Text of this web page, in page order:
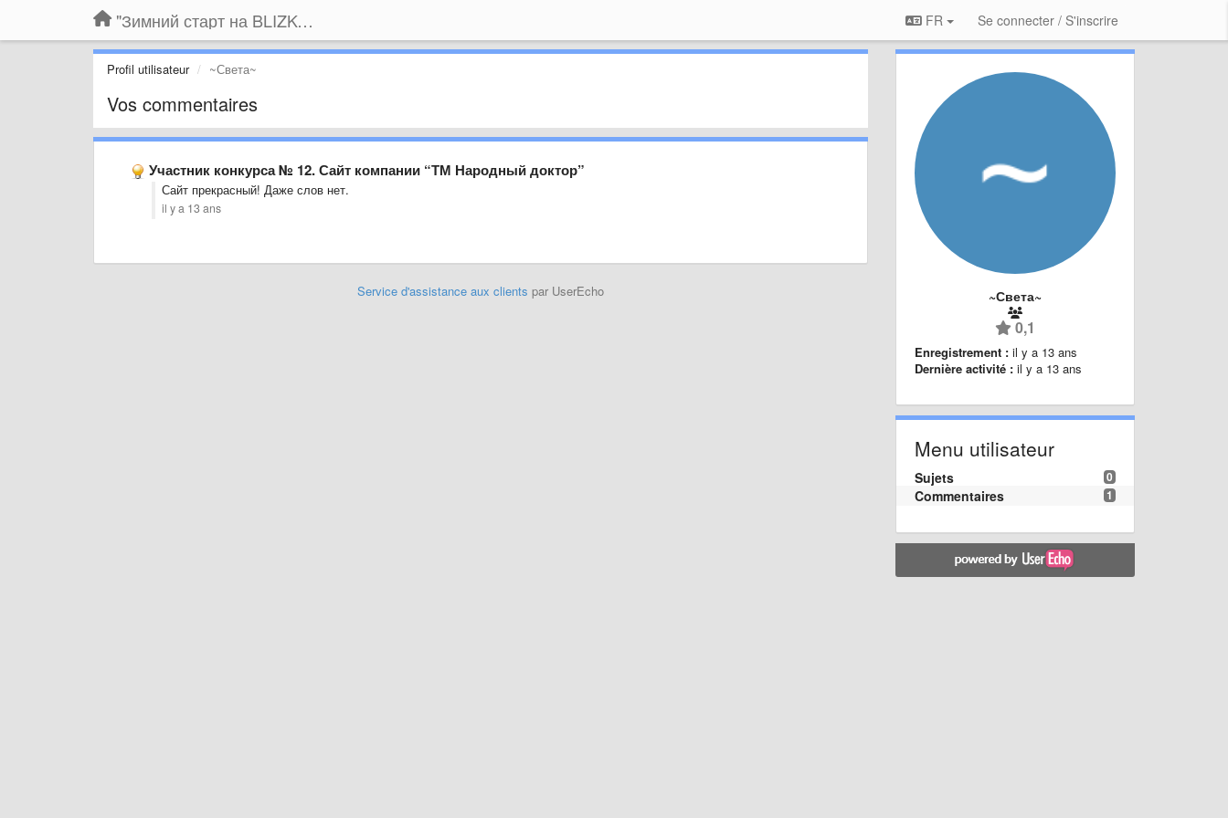
"Зимний старт на BLIZKO.ru". Конкурс компаний FR Se connecter / S'inscrire
Profil utilisateur ~Света~
Vos commentaires
Участник конкурса № 12. Сайт компании “ТМ Народный доктор”
Сайт прекрасный! Даже слов нет.
il y a 13 ans
Service d'assistance aux clients par UserEcho ~Света~
0,1
Enregistrement : il y a 13 ans
Dernière activité : il y a 13 ans
Menu utilisateur
0
Sujets
1
Commentaires